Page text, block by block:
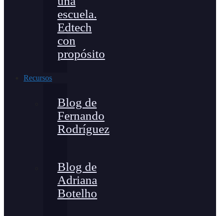
escuela.
Edtech
con
propósito
Recursos
Blog de
Fernando
Rodríguez
Blog de
Adriana
Botelho